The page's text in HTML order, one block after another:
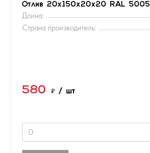
Отлив 20х150х20х20 RAL 5005
Длина:
Страна производитель:
580 ₽ / шт